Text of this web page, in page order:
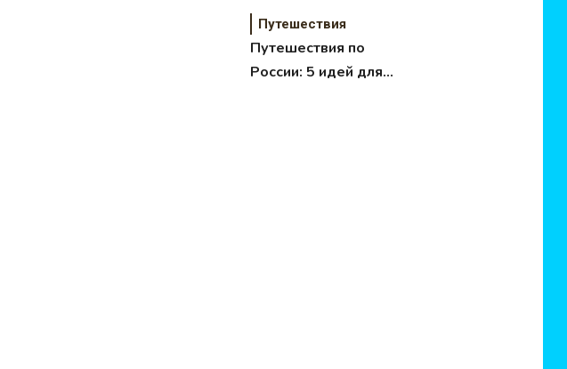
Путешествия
Путешествия по
России: 5 идей для